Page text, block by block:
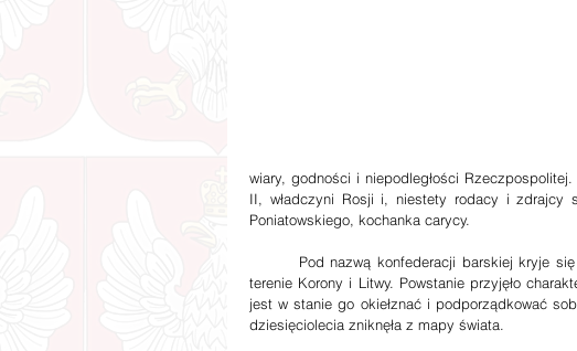
wiary, godności i niepodległości
II, władczyni Rosji i, niestety rodacy i zdrajcy
Poniatowskiego, kochanka carycy.
terenie Korony i Litwy. Powstanie przyjęło
jest w stanie go okiełznać i podporządkować
dziesięciolecia zniknęła z mapy świata.